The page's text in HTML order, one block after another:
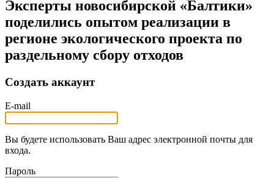
Эксперты новосибирской «Балтики»
поделились опытом реализации в
регионе экологического проекта по
раздельному сбору отходов
Создать аккаунт
E-mail
Вы будете использовать Ваш адрес электронной почты для
входа.
Пароль